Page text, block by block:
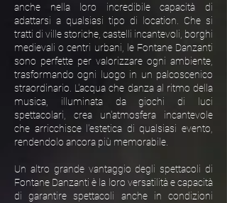
anche nella loro incredibile capacità di
adattarsi a qualsiasi tipo di location. Che si
tratti di ville storiche, castelli incantevoli, borghi
medievali o centri urbani, le Fontane Danzanti
sono perfette per valorizzare ogni ambiente,
trasformando ogni luogo in un palcoscenico
straordinario. L'acqua che danza al ritmo della
musica, illuminata da giochi di luci
spettacolari, crea un'atmosfera incantevole
che arricchisce l'estetica di qualsiasi evento,
rendendolo ancora più memorabile.
Un altro grande vantaggio degli spettacoli di
Fontane Danzanti è la loro versatilità e capacità
di garantire spettacoli anche in condizioni